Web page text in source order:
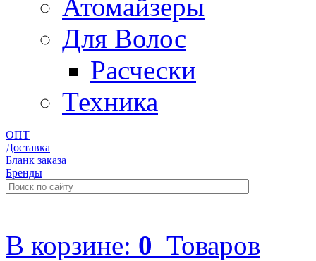
Атомайзеры
Для Волос
Расчески
Техника
ОПТ
Доставка
Бланк заказа
Бренды
В корзине: 0 Товаров